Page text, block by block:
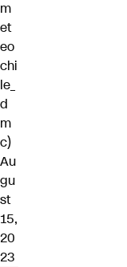
m
et
eo
chi
le_
d
m
c)
Au
gu
st
15,
20
23